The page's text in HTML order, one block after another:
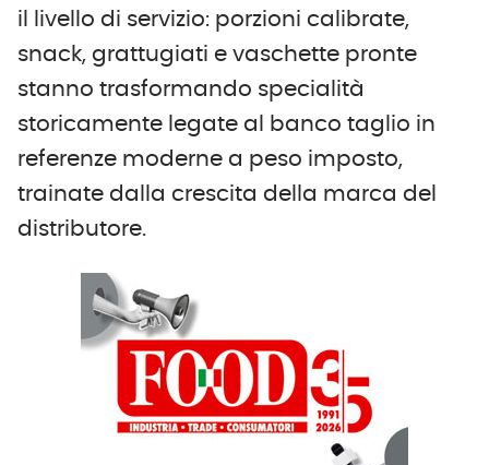
il livello di servizio: porzioni calibrate,
snack, grattugiati e vaschette pronte
stanno trasformando specialità
storicamente legate al banco taglio in
referenze moderne a peso imposto,
trainate dalla crescita della marca del
distributore.